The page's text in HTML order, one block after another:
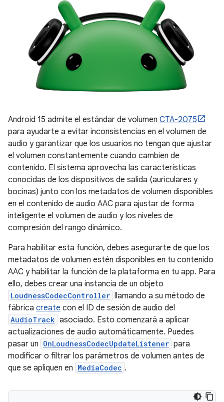
Android 15 admite el estándar de volumen CTA-2075
para ayudarte a evitar inconsistencias en el volumen de
audio y garantizar que los usuarios no tengan que ajustar
el volumen constantemente cuando cambien de
contenido. El sistema aprovecha las características
conocidas de los dispositivos de salida (auriculares y
bocinas) junto con los metadatos de volumen disponibles
en el contenido de audio AAC para ajustar de forma
inteligente el volumen de audio y los niveles de
compresión del rango dinámico.
Para habilitar esta función, debes asegurarte de que los
metadatos de volumen estén disponibles en tu contenido
AAC y habilitar la función de la plataforma en tu app. Para
ello, debes crear una instancia de un objeto
LoudnessCodecController llamando a su método de
fábrica create con el ID de sesión de audio del
AudioTrack asociado. Esto comenzará a aplicar
actualizaciones de audio automáticamente. Puedes
pasar un OnLoudnessCodecUpdateListener para
modificar o filtrar los parámetros de volumen antes de
que se apliquen en MediaCodec .